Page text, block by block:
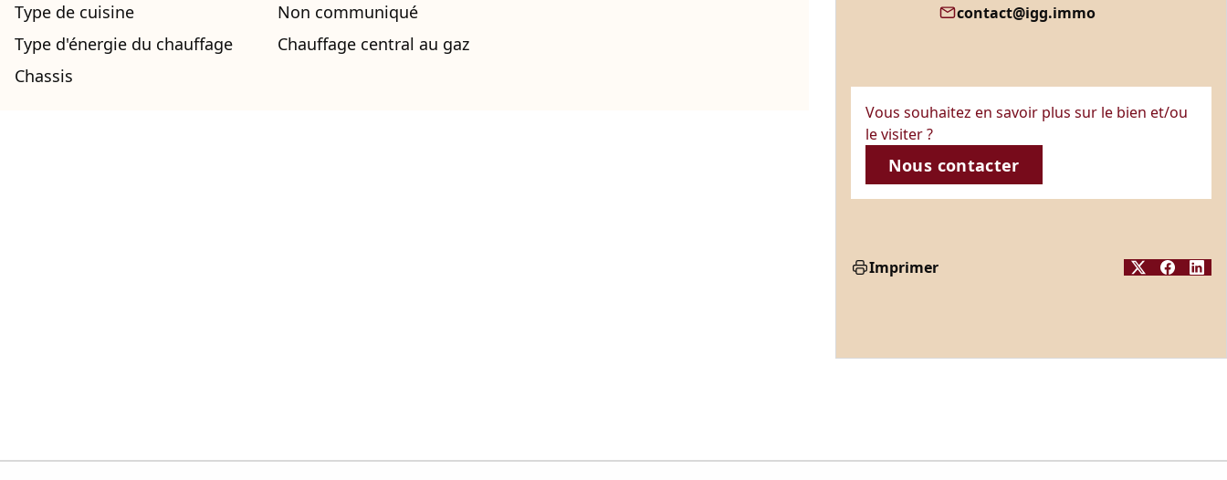
Type de cuisine
Non communiqué
Type d'énergie du chauffage
Chauffage central au gaz
Chassis
contact@igg.immo
Vous souhaitez en savoir plus sur le bien et/ou
le visiter ?
Nous contacter
Imprimer